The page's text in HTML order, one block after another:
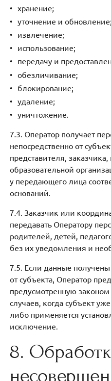
хранение;
уточнение и обновление;
извлечение;
использование;
передачу и
обезличивание;
блокирование;
удаление;
уничтожение.
7.3. Оператор получает
непосредственно от
представителя,
образовательной
у передающего лица
оснований.
7.4. Заказчик или
передавать Оператору
родителей, детей,
без их уведомления и
7.5. Если данные
от субъекта, Оператор
предусмотренную
случаев, когда субъект
либо применяется
исключение.
8.